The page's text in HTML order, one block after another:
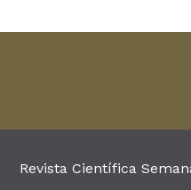
Revista Científica